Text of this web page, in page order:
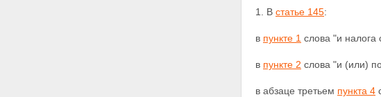
1. В статье 145:
в пункте 1 слова "и налога
в пункте 2 слова "и (или)
в абзаце третьем пункта 4